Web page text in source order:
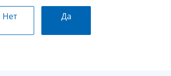
Нет Да